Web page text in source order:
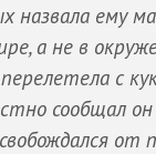
назвала ему
а не в
с
сообщал
от